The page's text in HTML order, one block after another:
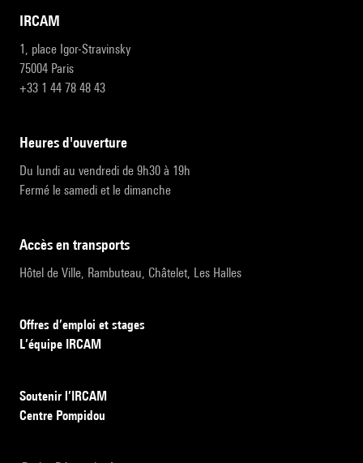
IRCAM
1, place Igor-Stravinsky
75004 Paris
+33 1 44 78 48 43
heures d'ouverture
Du lundi au vendredi de 9h30 à 19h
Fermé le samedi et le dimanche
accès en transports
Hôtel de Ville, Rambuteau, Châtelet, Les Halles
Offres d’emploi et stages
L’équipe IRCAM
Soutenir l’IRCAM
Centre Pompidou